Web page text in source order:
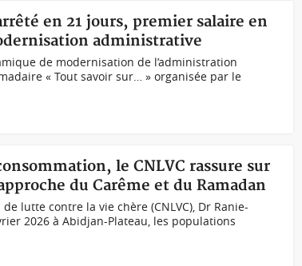
en 21 jours, premier salaire en
administrative
de modernisation de l’administration
« Tout savoir sur… » organisée par le
le CNLVC rassure sur
du Carême et du Ramadan
lutte contre la vie chère (CNLVC), Dr Ranie-
2026 à Abidjan-Plateau, les populations